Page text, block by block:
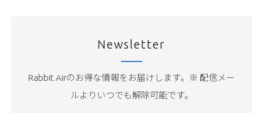
Newsletter
Rabbit Airのお得な情報をお届けします。※ 配信メー
ルよりいつでも解除可能です。